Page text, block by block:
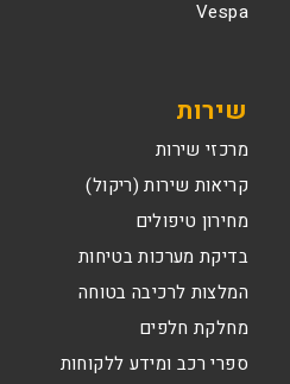
Vespa
שירות
מרכזי שירות
קריאות שירות (ריקול)
מחירון טיפולים
בדיקת מערכות בטיחות
המלצות לרכיבה בטוחה
מחלקת חלפים
ספרי רכב ומידע ללקוחות